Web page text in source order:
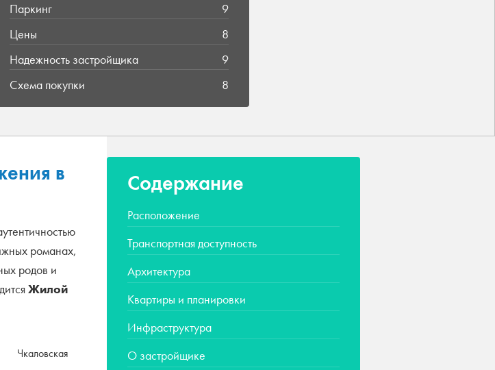
Паркинг
9
Цены
8
Надежность застройщика
9
Схема покупки
8
в
романах,
родов и
Жилой
Чкаловская
Содержание
Расположение
Транспортная доступность
Архитектура
Квартиры и планировки
Инфраструктура
О застройщике